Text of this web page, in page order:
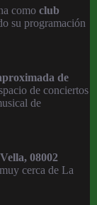
como club
su programación
de
de conciertos
de
08002
cerca de La